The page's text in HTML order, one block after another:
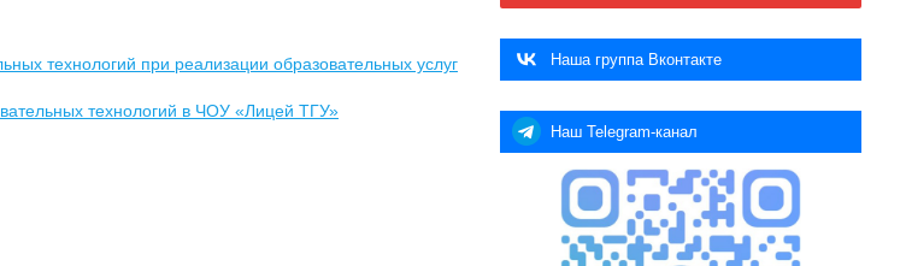
технологий при реализации образовательных услуг
технологий в ЧОУ «Лицей ТГУ»
Наша группа Вконтакте
Наш Telegram-канал